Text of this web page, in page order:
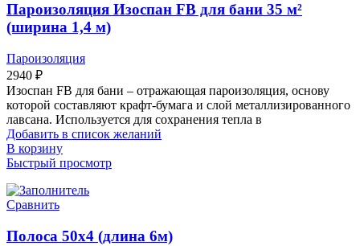
Пароизоляция Изоспан FB для бани 35 м²
(ширина 1,4 м)
Пароизоляция
2940 ₽
Изоспан FB для бани – отражающая пароизоляция, основу
которой составляют крафт-бумага и слой металлизированного
лавсана. Используется для сохранения тепла в
Добавить в список желаний
В корзину
Быстрый просмотр
Сравнить
Полоса 50х4 (длина 6м)